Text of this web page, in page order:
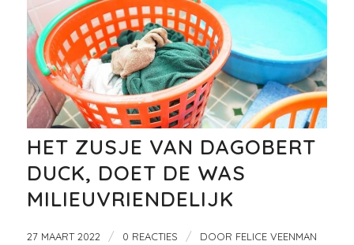
HET ZUSJE VAN DAGOBERT
DUCK, DOET DE WAS
MILIEUVRIENDELIJK
27 MAART 2022 / 0 REACTIES / DOOR FELICE VEENMAN